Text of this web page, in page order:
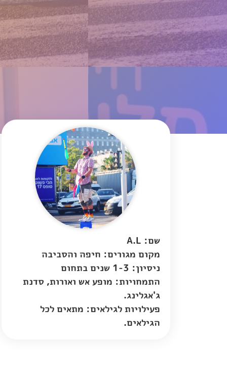
שם: A.L
מקום מגורים: חיפה והסביבה
ניסיון: 1-3 שנים בתחום
התמחויות: מופע אש ואורות, סדנת
ג'אגלינג.
פעילויות לגילאים: מתאים לכל
הגילאים.